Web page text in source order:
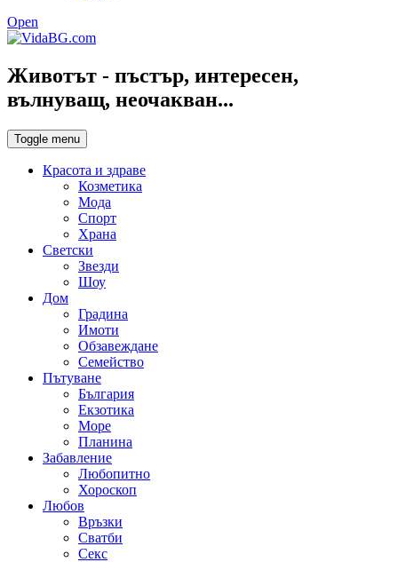
Open
Животът - пъстър, интересен,
вълнуващ, неочакван...
Toggle menu
Красота и здраве
Козметика
Мода
Спорт
Храна
Светски
Звезди
Шоу
Дом
Градина
Имоти
Обзавеждане
Семейство
Пътуване
България
Екзотика
Море
Планина
Забавление
Любопитно
Хороскоп
Любов
Връзки
Сватби
Секс